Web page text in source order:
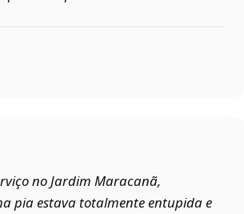
no Jardim Maracanã,
pia estava totalmente entupida e